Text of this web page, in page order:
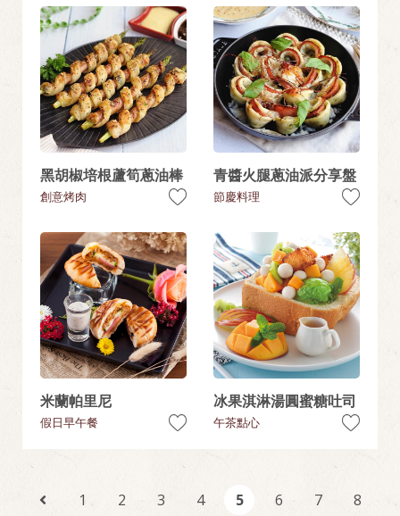
黑胡椒培根蘆筍蔥油棒
創意烤肉
青醬火腿蔥油派分享盤
節慶料理
米蘭帕里尼
假日早午餐
冰果淇淋湯圓蜜糖吐司
午茶點心
1 2 3 4 5 6 7
8